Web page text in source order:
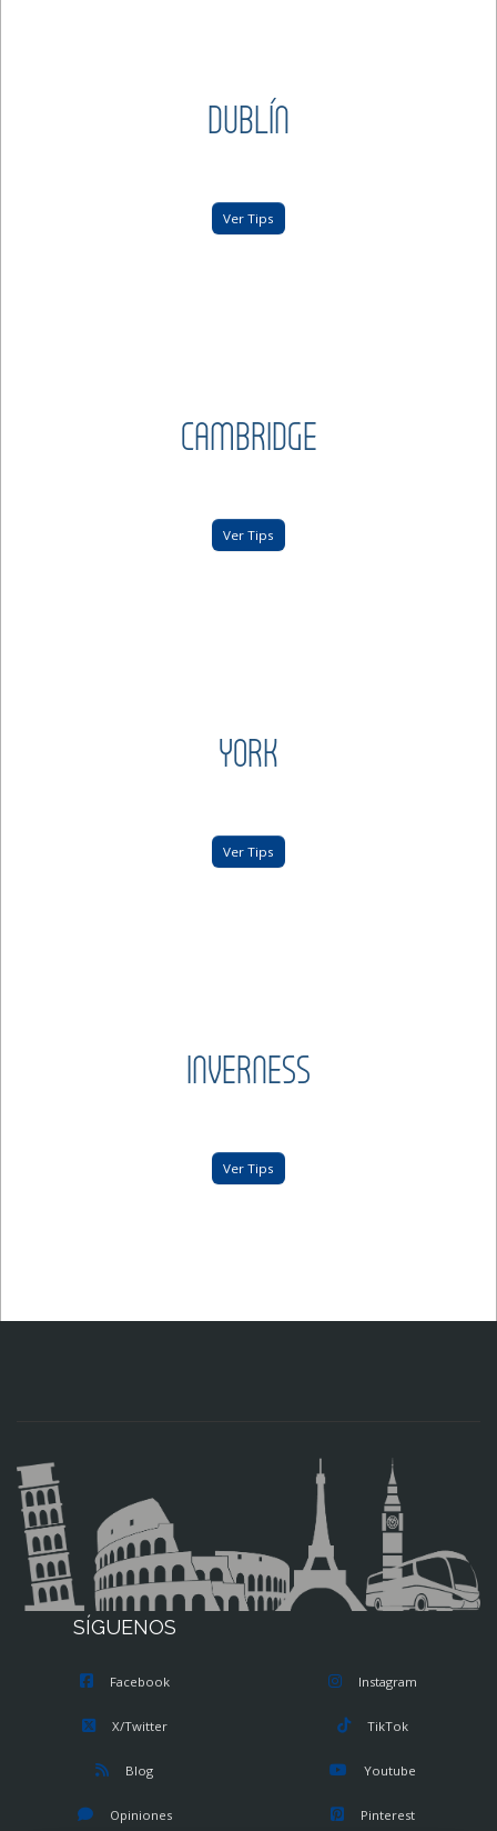
DUBLÍN
Ver Tips
CAMBRIDGE
Ver Tips
YORK
Ver Tips
INVERNESS
Ver Tips
SÍGUENOS
Facebook
X/Twitter
Blog
Opiniones
Instagram
TikTok
Youtube
Pinterest